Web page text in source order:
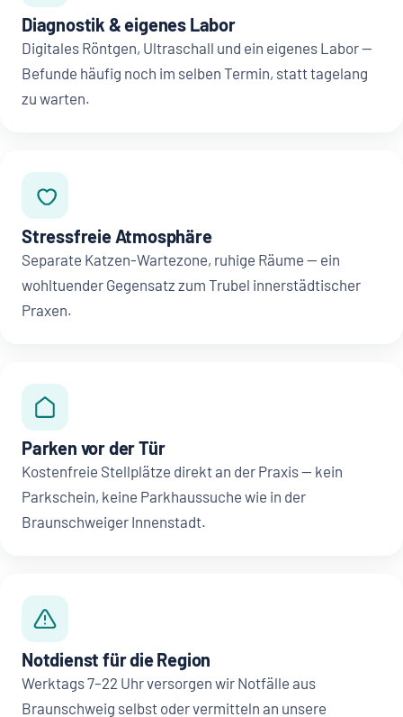
Diagnostik & eigenes Labor
Digitales Röntgen, Ultraschall und ein eigenes Labor —
Befunde häufig noch im selben Termin, statt tagelang
zu warten.
Stressfreie Atmosphäre
Separate Katzen-Wartezone, ruhige Räume — ein
wohltuender Gegensatz zum Trubel innerstädtischer
Praxen.
Parken vor der Tür
Kostenfreie Stellplätze direkt an der Praxis — kein
Parkschein, keine Parkhaussuche wie in der
Braunschweiger Innenstadt.
Notdienst für die Region
Werktags 7–22 Uhr versorgen wir Notfälle aus
Braunschweig selbst oder vermitteln an unsere